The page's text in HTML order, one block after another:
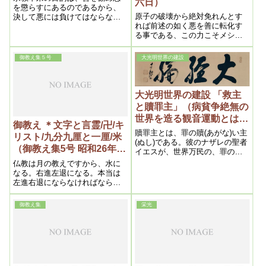
を懲らすにあるのであるから、
決して悪には負けてはならない
ら、それだけ社会はよくなると
いう訳で、かくして地上天国は
生まれるのである。
原子の破壊から絶対免れんとす
れば前述の如く悪を善に転化す
る事である、この力こそメシヤ
の力でなくて何であらう、唯然
し、善悪の大転換が行はれると
しても善化しない悪人も多数あ
るに違ひないから、此様な見込
みのない者は清算されるより致
し方ないであらう
御教え集５号
御教え ＊文字と言霊/卍/キ
リスト/九分九厘と一厘/米
（御教え集5号 昭和26年12
月25日②)再掲
仏教は月の教えですから、水に
なる。右進左退になる。本当は
左進右退にならなければならな
い。之（卍）じゃいけない。今
迄は右進左退になっている。全
く、良くできているんですよ
と言霊で解釈すると、大抵な事
大光明世界の建設
大光明世界の建設 「救主
と贖罪主」（病貧争絶無の
世界を造る観音運動とは
何？ 昭和十年九月十五
日）
贖罪主とは、罪の贖(あがな)い主
(ぬし)である。彼のナザレの聖者
イエスが、世界万民の、罪の贖
主神に対し奉り、罪の赦しを乞
うのである
御教え集 栄光